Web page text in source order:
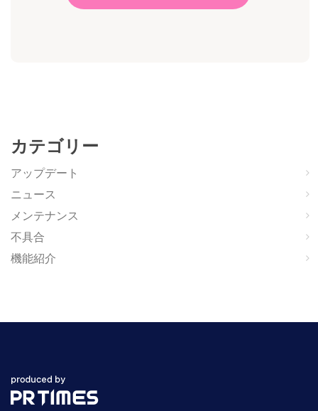
カテゴリー
アップデート
ニュース
メンテナンス
不具合
機能紹介